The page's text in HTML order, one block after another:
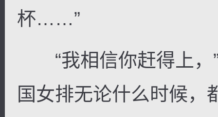
杯……”
“我相信你赶得上，”
国女排无论什么时候，